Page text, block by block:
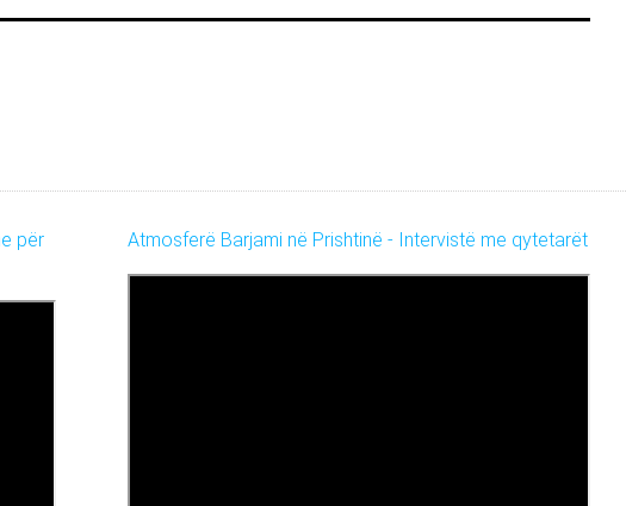
për
Atmosferë Barjami në Prishtinë - Intervistë me qytetarët